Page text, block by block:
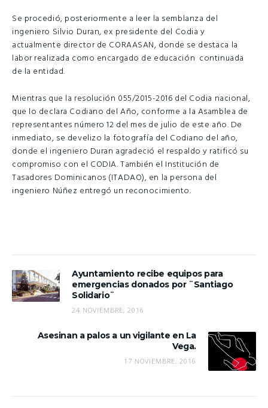
Se procedió, posteriormente a leer la semblanza del
ingeniero Silvio Duran, ex presidente del Codia y
actualmente director de CORAASAN, donde se destaca la
labor realizada como encargado de educación continuada
de la entidad.
Mientras que la resolución 055/2015-2016 del Codia nacional,
que lo declara Codiano del Año, conforme a la Asamblea de
representantes número 12 del mes de julio de este año. De
inmediato, se develizo la fotografía del Codiano del año,
donde el ingeniero Duran agradeció el respaldo y ratificó su
compromiso con el CODIA. También el Institución de
Tasadores Dominicanos (ITADAO), en la persona del
ingeniero Núñez entregó un reconocimiento.
Ayuntamiento recibe equipos para
emergencias donados por ¨Santiago
Solidario¨
24 NOVIEMBRE, 2016
Asesinan a palos a un vigilante en La
Vega.
17 NOVIEMBRE, 2016